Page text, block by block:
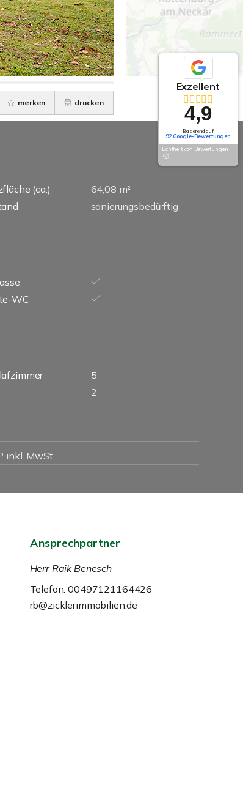
merken drucken
(ca.)
64,08 m²
sanierungsbedürftig
WC
5
2
inkl. MwSt.
Ansprechpartner
Herr Raik Benesch
Telefon: 00497121164426
rb@zicklerimmobilien.de
Exzellent
4,9
Basierend auf
92 Google-Bewertungen
Echtheit von Bewertungen